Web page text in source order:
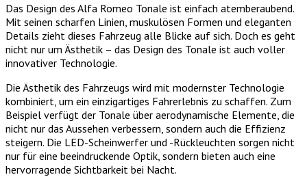
Das Design des Alfa Romeo Tonale ist einfach atemberaubend.
Mit seinen scharfen Linien, muskulösen Formen und eleganten
Details zieht dieses Fahrzeug alle Blicke auf sich. Doch es geht
nicht nur um Ästhetik – das Design des Tonale ist auch voller
innovativer Technologie.
Die Ästhetik des Fahrzeugs wird mit modernster Technologie
kombiniert, um ein einzigartiges Fahrerlebnis zu schaffen. Zum
Beispiel verfügt der Tonale über aerodynamische Elemente, die
nicht nur das Aussehen verbessern, sondern auch die Effizienz
steigern. Die LED-Scheinwerfer und -Rückleuchten sorgen nicht
nur für eine beeindruckende Optik, sondern bieten auch eine
hervorragende Sichtbarkeit bei Nacht.